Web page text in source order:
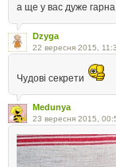
а ще у вас дуже
Dzyga
22 вересня 2015,
Чудові секрети
Medunya
23 вересня 2015,